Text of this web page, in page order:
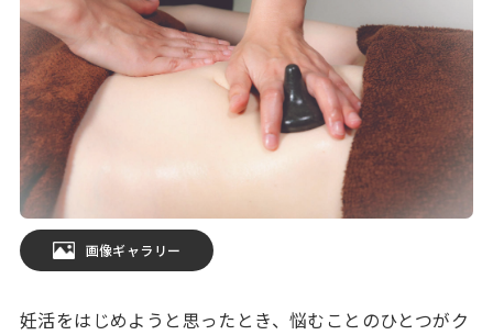
画像ギャラリー
妊活をはじめようと思ったとき、悩むことのひとつがク